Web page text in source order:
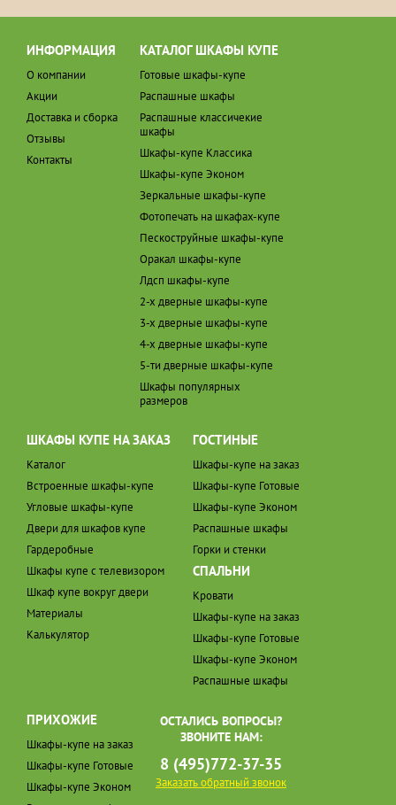
ИНФОРМАЦИЯ
О компании
Акции
Доставка и сборка
Отзывы
Контакты
КАТАЛОГ ШКАФЫ КУПЕ
Готовые шкафы-купе
Распашные шкафы
Распашные классичекие
шкафы
Шкафы-купе Классика
Шкафы-купе Эконом
Зеркальные шкафы-купе
Фотопечать на шкафах-купе
Пескоструйные шкафы-купе
Оракал шкафы-купе
Лдсп шкафы-купе
2-х дверные шкафы-купе
3-х дверные шкафы-купе
4-х дверные шкафы-купе
5-ти дверные шкафы-купе
Шкафы популярных
размеров
ШКАФЫ КУПЕ НА ЗАКАЗ
Каталог
Встроенные шкафы-купе
Угловые шкафы-купе
Двери для шкафов купе
Гардеробные
Шкафы купе с телевизором
Шкаф купе вокруг двери
Материалы
Калькулятор
ГОСТИНЫЕ
Шкафы-купе на заказ
Шкафы-купе Готовые
Шкафы-купе Эконом
Распашные шкафы
Горки и стенки
СПАЛЬНИ
Кровати
Шкафы-купе на заказ
Шкафы-купе Готовые
Шкафы-купе Эконом
Распашные шкафы
ПРИХОЖИЕ
Шкафы-купе на заказ
Шкафы-купе Готовые
Шкафы-купе Эконом
ОСТАЛИСЬ ВОПРОСЫ?
ЗВОНИТЕ НАМ:
8 (495)772-37-35
Заказать обратный звонок